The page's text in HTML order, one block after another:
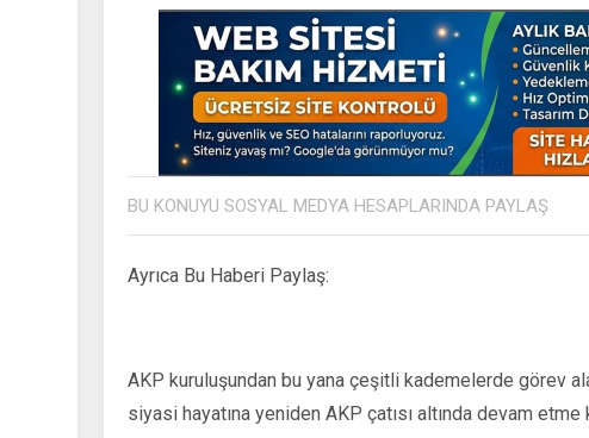
BU KONUYU SOSYAL MEDYA HESAPLARINDA PAYLAŞ
Ayrıca Bu Haberi Paylaş:
AKP kuruluşundan bu yana çeşitli kademelerde görev
siyasi hayatına yeniden AKP çatısı altında devam etme